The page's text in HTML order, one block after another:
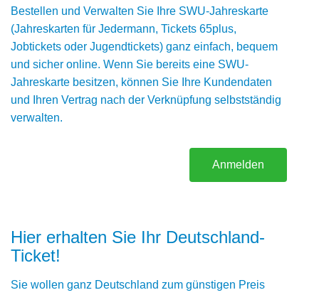
Bestellen und Verwalten Sie Ihre SWU-Jahreskarte
(Jahreskarten für Jedermann, Tickets 65plus,
Jobtickets oder Jugendtickets) ganz einfach, bequem
und sicher online. Wenn Sie bereits eine SWU-
Jahreskarte besitzen, können Sie Ihre Kundendaten
und Ihren Vertrag nach der Verknüpfung selbstständig
verwalten.
Anmelden
Hier erhalten Sie Ihr Deutschland-
Ticket!
Sie wollen ganz Deutschland zum günstigen Preis